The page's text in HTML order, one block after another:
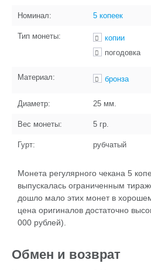
Номинал: 5 копеек
Тип монеты:
копии
погодовка
Материал: бронза
Диаметр: 25 мм.
Вес монеты: 5 гр.
Гурт: рубчатый
Монета регулярного чекана 5
выпускалась ограниченным
дошло мало этих монет в
цена оригиналов достаточно
000 рублей).
Обмен и возврат